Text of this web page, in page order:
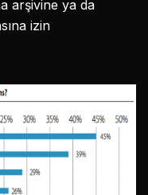
arşivine ya da
izin